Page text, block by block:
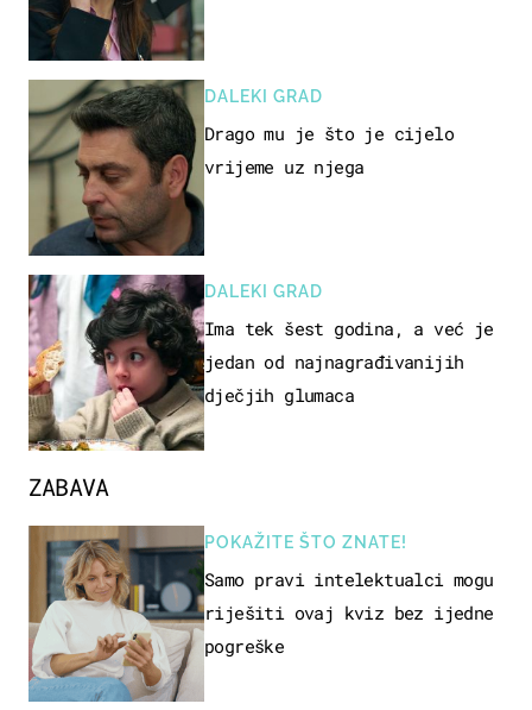
ZABAVA
POKAŽITE ŠTO ZNATE!
Samo pravi intelektualci mogu
riješiti ovaj kviz bez ijedne
pogreške
DALEKI GRAD
Drago mu je što je cijelo
vrijeme uz njega
DALEKI GRAD
Ima tek šest godina, a već je
jedan od najnagrađivanijih
dječjih glumaca